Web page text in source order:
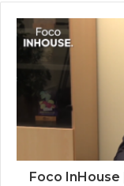
Foco